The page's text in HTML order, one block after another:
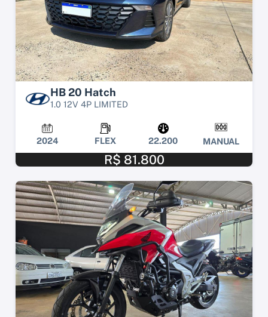
HB 20 Hatch
1.0 12V 4P LIMITED
2024 FLEX 22.200 MANUAL
R$ 81.800